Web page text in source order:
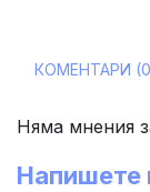
КОМЕНТАРИ
Няма мнения
Напишете